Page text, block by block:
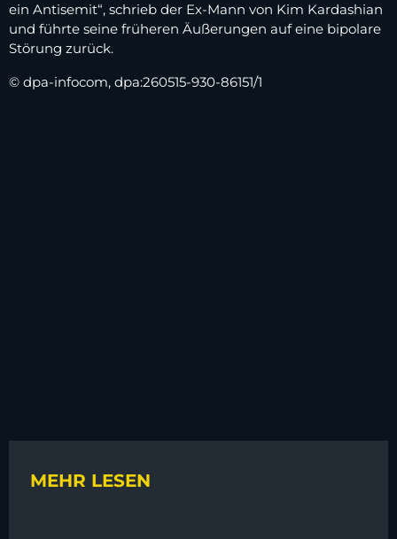
ein Antisemit“, schrieb der Ex-Mann von Kim Kardashian
und führte seine früheren Äußerungen auf eine bipolare
Störung zurück.
© dpa-infocom, dpa:260515-930-86151/1
MEHR LESEN